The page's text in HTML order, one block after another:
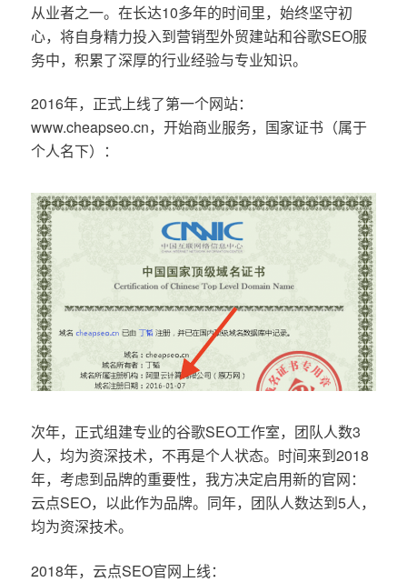
从业者之一。在长达10多年的时间里，始终坚守初
心，将自身精力投入到营销型外贸建站和谷歌SEO服
务中，积累了深厚的行业经验与专业知识。
2016年，正式上线了第一个网站：
www.cheapseo.cn，开始商业服务，国家证书（属于
个人名下）：
次年，正式组建专业的谷歌SEO工作室，团队人数3
人，均为资深技术，不再是个人状态。时间来到2018
年，考虑到品牌的重要性，我方决定启用新的官网：
云点SEO，以此作为品牌。同年，团队人数达到5人，
均为资深技术。
2018年，云点SEO官网上线：